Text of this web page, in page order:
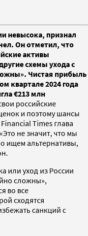
невысока, признал
Он отметил, что
активы
схемы ухода с
Чистая прибыль
квартале 2024 года
€213 млн
российские
и поэтому шансы
Financial Times глава
не значит, что мы
ищем альтернативы,
или уход из России
сложны»,
во все
сходятся
санкций с